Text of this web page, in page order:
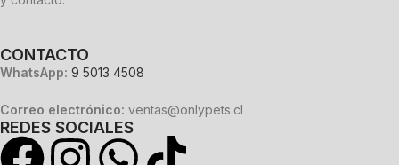
CONTACTO
WhatsApp: 9 5013 4508
Correo electrónico: ventas@onlypets.cl
REDES SOCIALES